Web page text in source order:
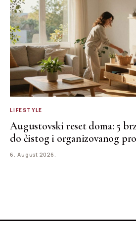
LIFESTYLE
Augustovski reset doma: 5
do čistog i organizovanog
6. August 2026.